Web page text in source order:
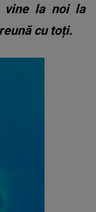
vine la noi la
cu toți.